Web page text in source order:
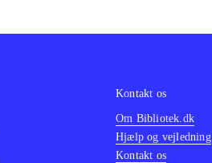
Kontakt os
Om Bibliotek.dk
Hjælp og vejledning
Kontakt os